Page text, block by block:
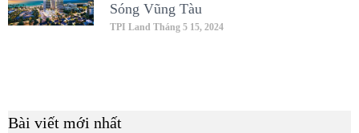
Sóng Vũng Tàu
TPI Land Tháng 5 15, 2024
Bài viết mới nhất